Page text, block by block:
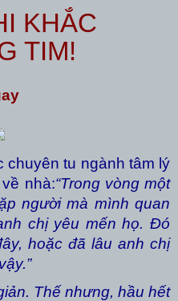
KHẮC
TIM!
chuyên tu ngành tâm lý
nhà:“Trong vòng một
người mà mình quan
chị yêu mến họ. Đó
hoặc đã lâu anh chị
Thế nhưng, hầu hết